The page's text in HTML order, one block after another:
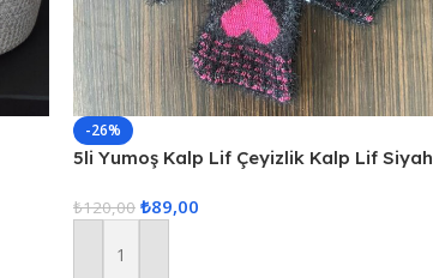
-26%
5li Yumoş Kalp Lif Çeyizlik Kalp Lif Siyah
₺120,00 ₺89,00
Sepete Ekle